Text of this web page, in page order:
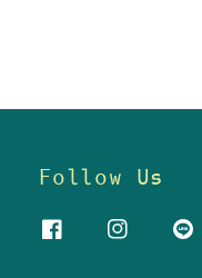
Follow Us